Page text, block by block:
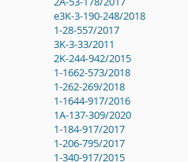
e3K-3-190-248/2018
1-28-557/2017
3K-3-33/2011
2K-244-942/2015
1-1662-573/2018
1-262-269/2018
1-1644-917/2016
1A-137-309/2020
1-184-917/2017
1-206-795/2017
1-340-917/2015